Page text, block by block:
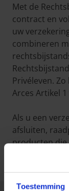
Toestemming
Met de
contract en
uw
combineren
Privéleven.
Arces Artikel
Als u een
afsluiten,
producten die